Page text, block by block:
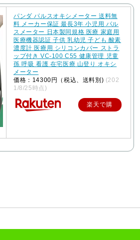
パンダ パルスオキシメーター 送料無
料 メーカー保証 最長3年 小児用 パル
スメーター 日本製同規格 医療 家庭用
医療機器認証 子供 乳幼児 子ども 酸素
濃度計 医療用 シリコンカバー ストラ
ップ付き VC-100 C55 健康管理 児童
孫 呼吸 看護 在宅医療 山登り オキシ
メーター
価格：14300円（税込、送料別) (202
1/8/25時点)
楽天で購